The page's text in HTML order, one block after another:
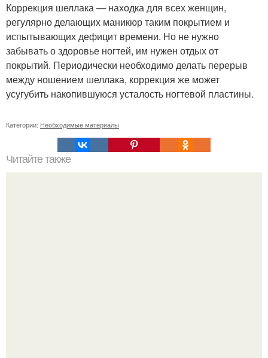
Коррекция шеллака — находка для всех женщин,
регулярно делающих маникюр таким покрытием и
испытывающих дефицит времени. Но не нужно
забывать о здоровье ногтей, им нужен отдых от
покрытий. Периодически необходимо делать перерыв
между ношением шеллака, коррекция же может
усугубить накопившуюся усталость ногтевой пластины.
Категории: Необходимые материалы
Читайте также